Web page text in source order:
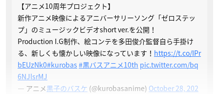
【アニメ10周年プロジェクト】
新作アニメ映像によるアニバーサリーソング「ゼロステッ
プ」のミュージックビデオshort ver.を公開！
Production I.G制作、絵コンテを多田俊介監督自ら手掛け
る、新しくも懐かしい映像になっています！ https://t.co/IPr
bEUzNk0#kurobas #黒バスアニメ10th pic.twitter.com/bq
6NJlsrMJ
— アニメ黒子のバスケ (@kurobasanime) October 28, 202